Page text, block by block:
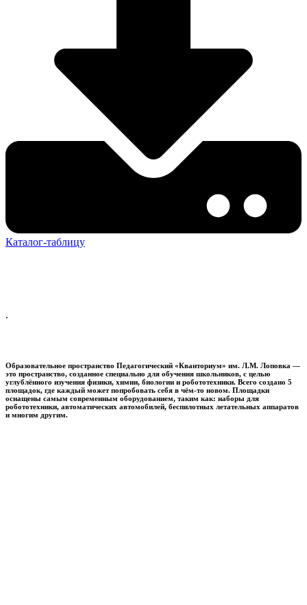
Каталог-таблицу
.
Образовательное пространство Педагогический «Кванториум» им. Л.М. Лоповка —
это пространство, созданное специально для обучения школьников, с целью
углублённого изучения физики, химии, биологии и робототехники. Всего создано 5
площадок, где каждый может попробовать себя в чём-то новом. Площадки
оснащены самым современным оборудованием, таким как: наборы для
робототехники, автоматических автомобилей, беспилотных летательных аппаратов
и многим другим.